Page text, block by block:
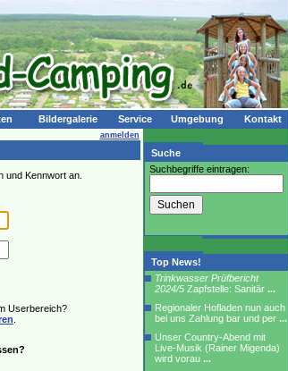
Bildergalerie Service Umgebung Kontakt
anmelden
und Kennwort an.
Userbereich?
Suche
Suchbegriffe eintragen:
Top News!
Trinkwasser Prüfbericht
2024/5 Zapfstelle: Sanitär ...
Regionaler Hofladen nun auch
bei uns Zahlung bar und per ...
Unser Country-Abend mit
Live-Musik (Rainer Migenda)
wird vorau ...